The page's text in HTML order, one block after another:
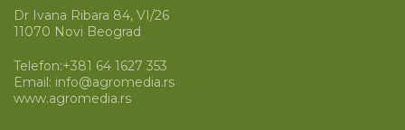
Dr Ivana Ribara 84, VI/26
11070 Novi Beograd
Telefon:+381 64 1627 353
Email: info@agromedia.rs
www.agromedia.rs